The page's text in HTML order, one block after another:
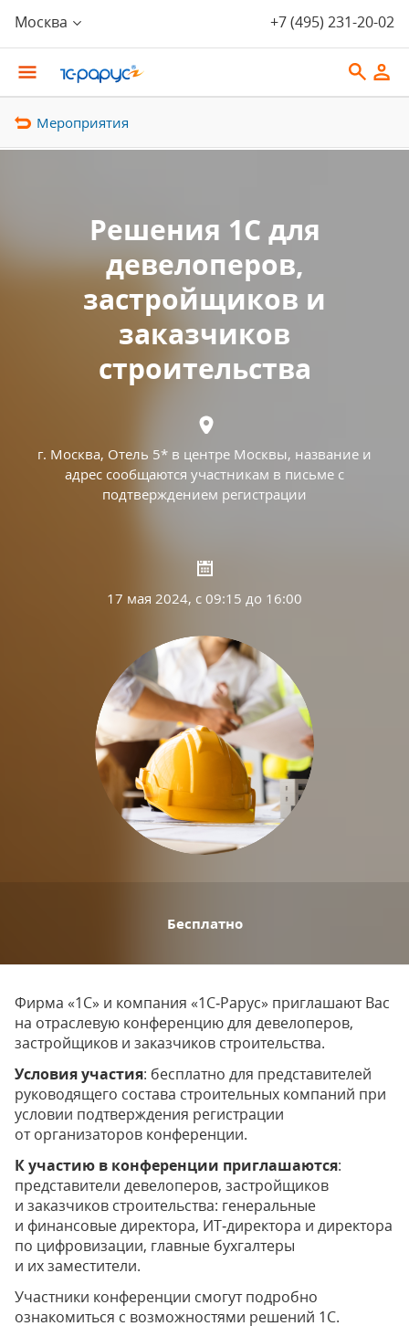
Москва +7 (495) 231-20-02
Мероприятия
Решения 1С для
девелоперов,
застройщиков и
заказчиков
строительства
г. Москва, Отель 5* в центре Москвы, название и
адрес сообщаются участникам в письме с
подтверждением регистрации
17 мая 2024, с 09:15 до 16:00
Бесплатно
Фирма «1С» и компания «1С‑Рарус» приглашают Вас
на отраслевую конференцию для девелоперов,
застройщиков и заказчиков строительства.
Условия участия: бесплатно для представителей
руководящего состава строительных компаний при
условии подтверждения регистрации
от организаторов конференции.
К участию в конференции приглашаются:
представители девелоперов, застройщиков
и заказчиков строительства: генеральные
и финансовые директора, ИТ‑директора и директора
по цифровизации, главные бухгалтеры
и их заместители.
Участники конференции смогут подробно
ознакомиться с возможностями решений 1С.